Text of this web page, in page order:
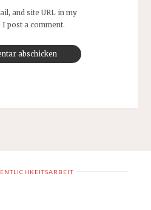
and site URL in my
post a comment.